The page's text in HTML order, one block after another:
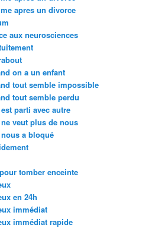
apres un divorce
aux neurosciences
on a un enfant
tout semble impossible
tout semble perdu
parti avec autre
veut plus de nous
a bloqué
tomber enceinte
en 24h
immédiat
immédiat rapide